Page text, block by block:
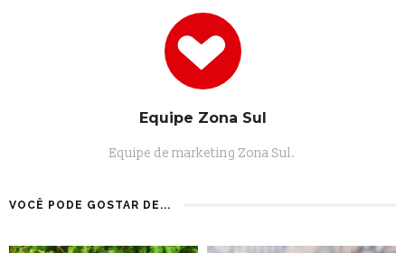
Equipe Zona Sul
Equipe de marketing Zona Sul.
VOCÊ PODE GOSTAR DE...